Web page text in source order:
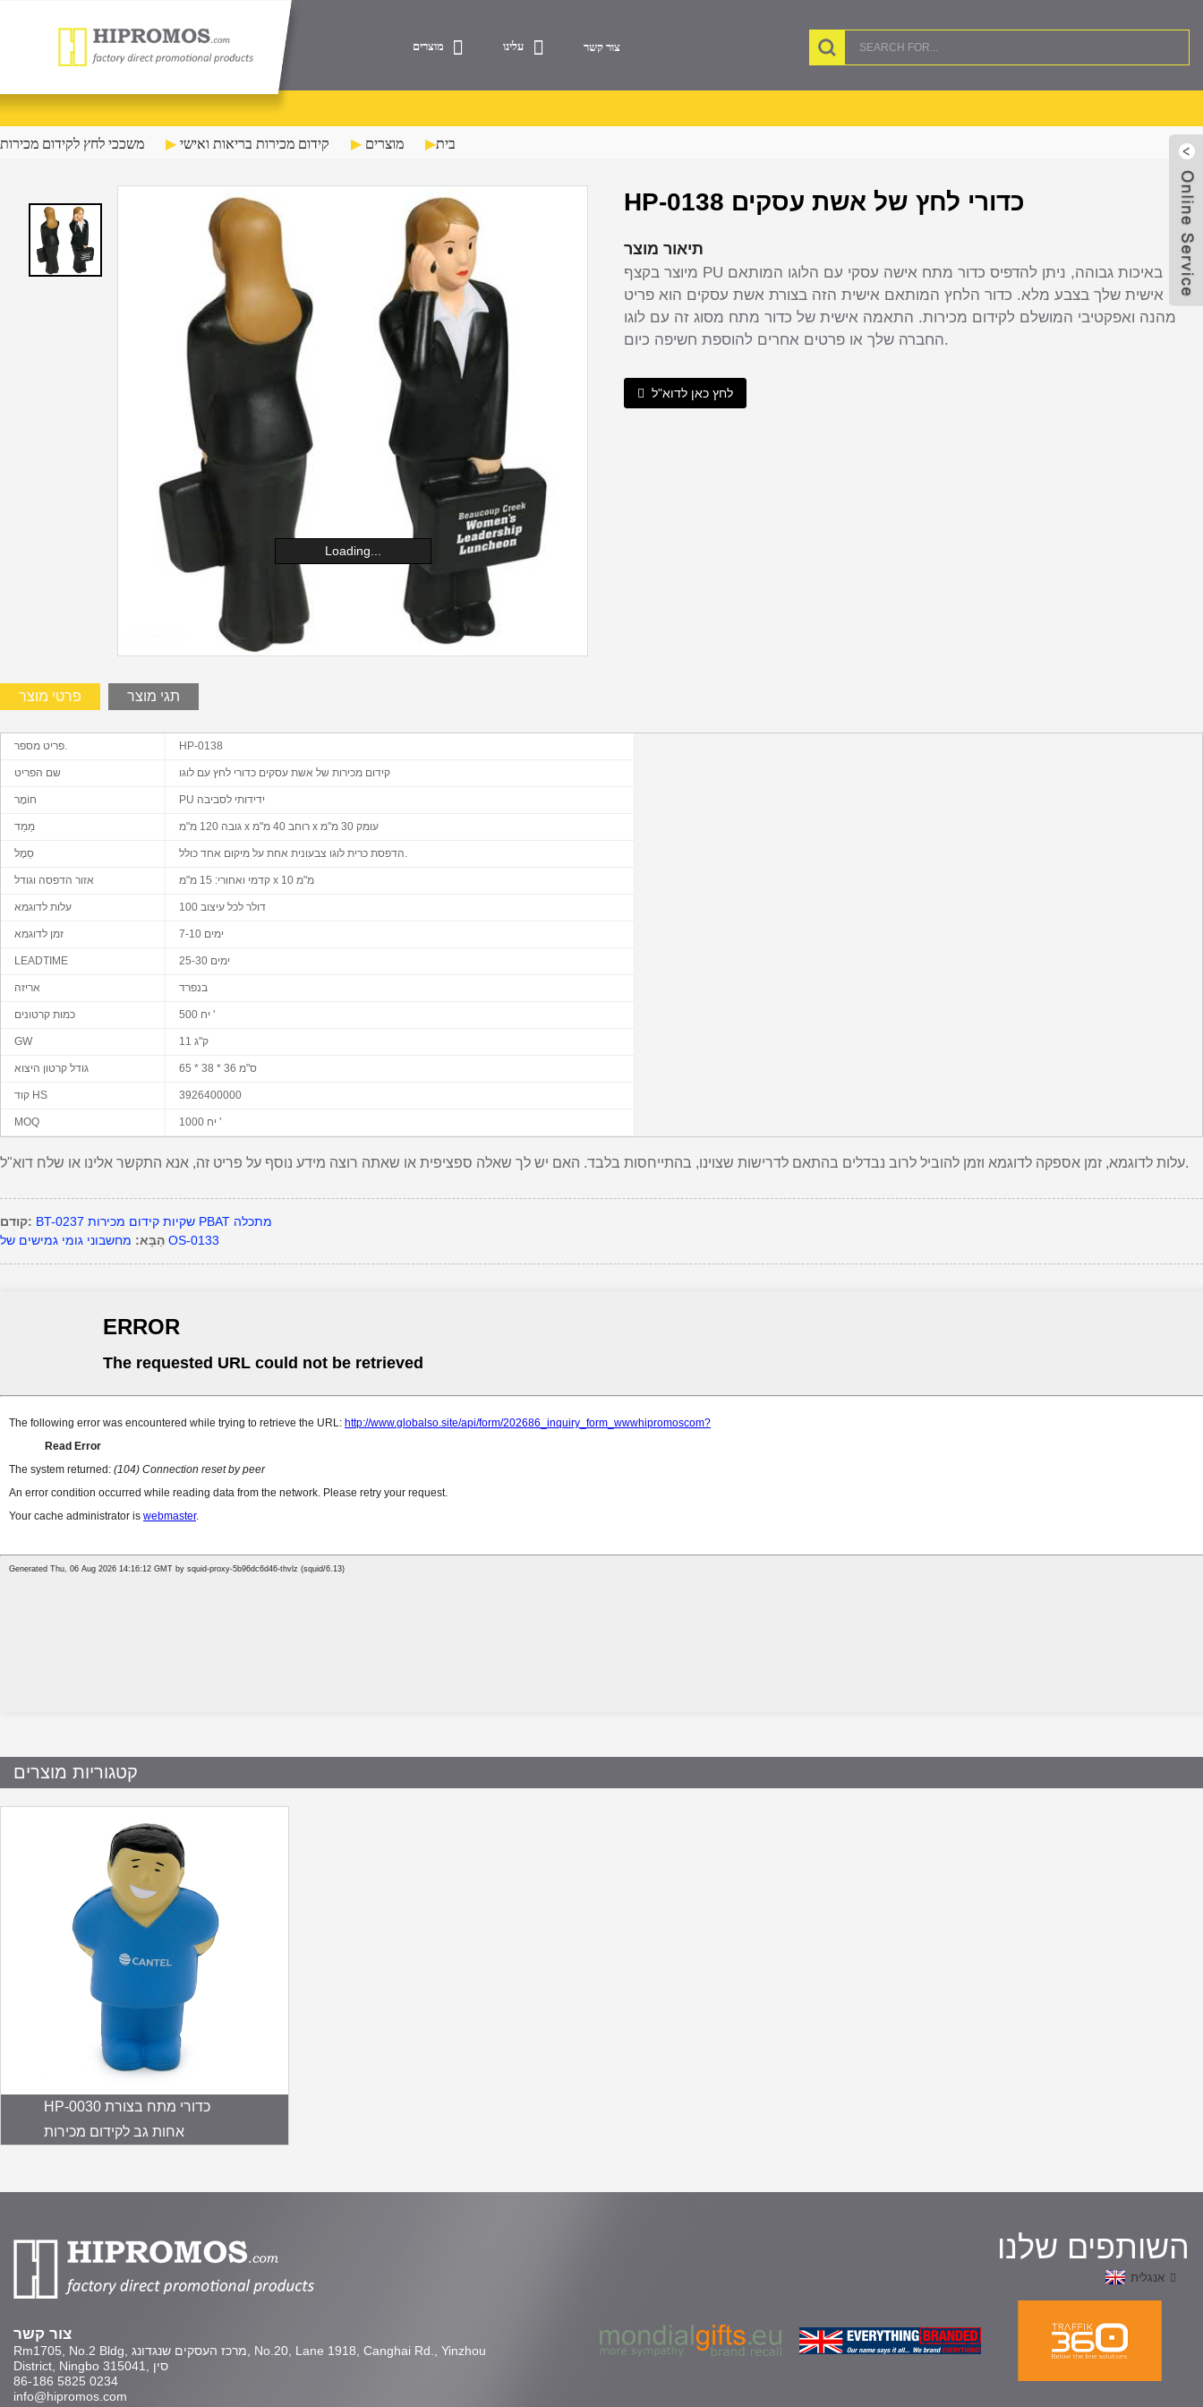
מוצרים עלינו צור קשר
בית מוצרים קידום מכירות בריאות ואישי משככי לחץ לקידום מכירות
Loading...
HP-0138 כדורי לחץ של אשת עסקים
תיאור מוצר
מיוצר בקצף PU באיכות גבוהה, ניתן להדפיס כדור מתח אישה עסקי עם הלוגו המותאם
אישית שלך בצבע מלא. כדור הלחץ המותאם אישית הזה בצורת אשת עסקים הוא פריט
מהנה ואפקטיבי המושלם לקידום מכירות. התאמה אישית של כדור מתח מסוג זה עם לוגו
החברה שלך או פרטים אחרים להוספת חשיפה כיום.
לחץ כאן לדוא"ל
פרטי מוצר תגי מוצר
פריט מספר. HP-0138
שם הפריט קידום מכירות של אשת עסקים כדורי לחץ עם לוגו
חוֹמֶר PU ידידותי לסביבה
מֵמַד גובה 120 מ"מ x רוחב 40 מ"מ x עומק 30 מ"מ
סֵמֶל הדפסת כרית לוגו צבעונית אחת על מיקום אחד כולל.
אזור הדפסה וגודל קדמי ואחורי: 15 מ"מ x 10 מ"מ
עלות לדוגמא 100 דולר לכל עיצוב
זמן לדוגמא 7-10 ימים
LEADTIME 25-30 ימים
אריזה בנפרד
כמות קרטונים 500 יח '
GW 11 ק"ג
גודל קרטון היצוא 65 * 38 * 36 ס"מ
קוד HS 3926400000
MOQ 1000 יח '
עלות לדוגמא, זמן אספקה ​​לדוגמא וזמן להוביל לרוב נבדלים בהתאם לדרישות שצוינו, בהתייחסות בלבד. האם יש לך שאלה ספציפית או שאתה רוצה מידע נוסף על פריט זה, אנא התקשר אלינו או שלח דוא"ל.
קודם:
BT-0237 שקיות קידום מכירות PBAT מתכלה
הַבָּא: מחשבוני גומי גמישים של OS-0133
קטגוריות מוצרים
HP-0030 כדורי מתח בצורת
אחות גב לקידום מכירות
צור קשר
Rm1705, No.2 Bldg, מרכז העסקים שנגדונג, No.20, Lane 1918, Canghai Rd., Yinzhou
District, Ningbo 315041, סין
86-186 5825 0234
info@hipromos.com
השותפים שלנו
אנגלית